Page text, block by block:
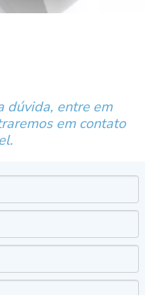
dúvida, entre em
em contato